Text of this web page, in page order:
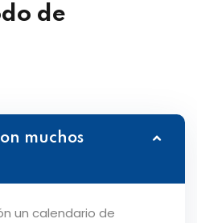
de
muchos
un calendario de